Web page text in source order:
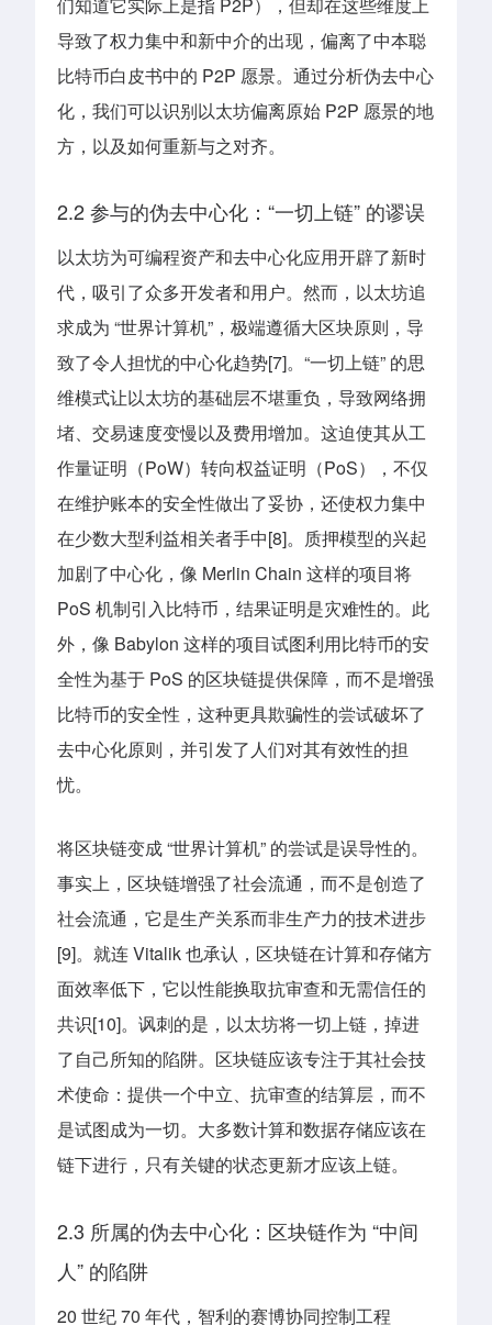
导致了权力集中和新中介的出现，偏离了中本聪
比特币白皮书中的 P2P 愿景。通过分析伪去中心
化，我们可以识别以太坊偏离原始 P2P 愿景的地
方，以及如何重新与之对齐。
2.2 参与的伪去中心化：“一切上链” 的谬误
以太坊为可编程资产和去中心化应用开辟了新时
代，吸引了众多开发者和用户。然而，以太坊追
求成为 “世界计算机”，极端遵循大区块原则，导
致了令人担忧的中心化趋势[7]。“一切上链” 的思
维模式让以太坊的基础层不堪重负，导致网络拥
堵、交易速度变慢以及费用增加。这迫使其从工
作量证明（PoW）转向权益证明（PoS），不仅
在维护账本的安全性做出了妥协，还使权力集中
在少数大型利益相关者手中[8]。质押模型的兴起
加剧了中心化，像 Merlin Chain 这样的项目将
PoS 机制引入比特币，结果证明是灾难性的。此
外，像 Babylon 这样的项目试图利用比特币的安
全性为基于 PoS 的区块链提供保障，而不是增强
比特币的安全性，这种更具欺骗性的尝试破坏了
去中心化原则，并引发了人们对其有效性的担
忧。
将区块链变成 “世界计算机” 的尝试是误导性的。
事实上，区块链增强了社会流通，而不是创造了
社会流通，它是生产关系而非生产力的技术进步
[9]。就连 Vitalik 也承认，区块链在计算和存储方
面效率低下，它以性能换取抗审查和无需信任的
共识[10]。讽刺的是，以太坊将一切上链，掉进
了自己所知的陷阱。区块链应该专注于其社会技
术使命：提供一个中立、抗审查的结算层，而不
是试图成为一切。大多数计算和数据存储应该在
链下进行，只有关键的状态更新才应该上链。
2.3 所属的伪去中心化：区块链作为 “中间
人” 的陷阱
20 世纪 70 年代，智利的赛博协同控制工程